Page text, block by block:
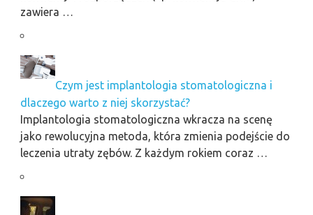
zawiera …
Czym jest implantologia stomatologiczna i
dlaczego warto z niej skorzystać?
Implantologia stomatologiczna wkracza na scenę
jako rewolucyjna metoda, która zmienia podejście do
leczenia utraty zębów. Z każdym rokiem coraz …